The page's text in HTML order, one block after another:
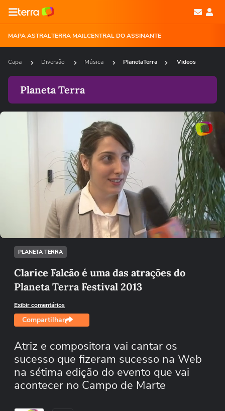
MAPA ASTRALTERRA MAILCENTRAL DO ASSINANTE
Capa Diversão Música PlanetaTerra Videos
Planeta Terra
/
PLANETA TERRA
Clarice Falcão é uma das atrações do
Planeta Terra Festival 2013
Exibir comentários
Compartilhar
Atriz e compositora vai cantar os
sucesso que fizeram sucesso na Web
na sétima edição do evento que vai
acontecer no Campo de Marte